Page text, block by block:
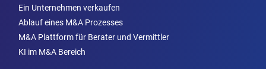
Ein Unternehmen verkaufen
Ablauf eines M&A Prozesses
M&A Plattform für Berater und Vermittler
KI im M&A Bereich